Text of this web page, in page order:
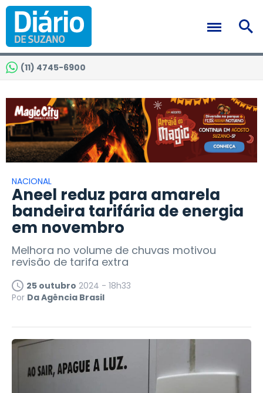
(11) 4745-6900
NACIONAL
Aneel reduz para amarela
bandeira tarifária de energia
em novembro
Melhora no volume de chuvas motivou
revisão de tarifa extra
25 outubro 2024 - 18h33
Por Da Agência Brasil